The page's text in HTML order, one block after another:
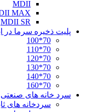
MDII
MAX
MDII SR
پلیت ذخیره سرما در
70*100
70*110
70*120
70*130
70*140
70*160
سرد خانه های صنعتی
سردخانه های